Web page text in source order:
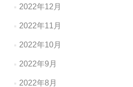
2022年12月
2022年11月
2022年10月
2022年9月
2022年8月